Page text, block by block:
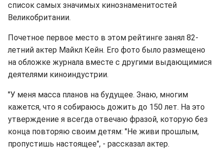
список самых значимых кинознаменитостей
Великобритании.
Почетное первое место в этом рейтинге занял 82-
летний актер Майкл Кейн. Его фото было размещено
на обложке журнала вместе с другими выдающимися
деятелями киноиндустрии.
"У меня масса планов на будущее. Знаю, многим
кажется, что я собираюсь дожить до 150 лет. На это
утверждение я всегда отвечаю фразой, которую без
конца повторяю своим детям: "Не живи прошлым,
пропустишь настоящее", - рассказал актер.